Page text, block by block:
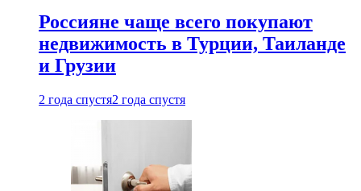
Россияне чаще всего покупают
недвижимость в Турции, Таиланде
и Грузии
2 года спустя2 года спустя